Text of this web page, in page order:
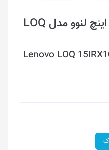
لپ تاپ گیمینگ 15.6 اینچ لنوو مدل LOQ
Lenovo LOQ